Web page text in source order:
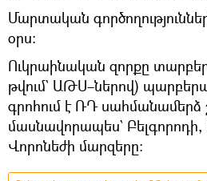
Մարտական
օրս։
Ուկրաինական զորքը
թվում` ԱԹՍ–ներով)
գրոհում է ՌԴ սահմանամերձ
մասնավորապես` Բելգորոդի,
Վորոնեժի մարզերը։